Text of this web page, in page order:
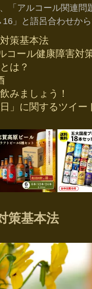
「アルコール関連問
」と語呂合わせから
策基本法
コール健康障害対
は？
みましょう！
」に関するツイー
策基本法